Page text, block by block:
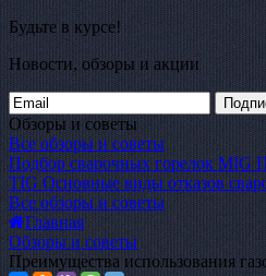
Будьте в курсе!
Новости, обзоры и акции
Обзоры и советы
Все обзоры и советы
Подбор сварочных горелок MIG
TIG Основные виды отказов
Все обзоры и советы
Главная
Обзоры и советы
Преимущества использования